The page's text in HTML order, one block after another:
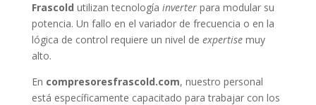
Frascold utilizan tecnología inverterpara modular su
potencia. Un fallo en el variador de frecuencia o en la
lógica de control requiere un nivel de expertisemuy
alto.
En compresoresfrascold.com, nuestro personal
está específicamente capacitado para trabajar con los